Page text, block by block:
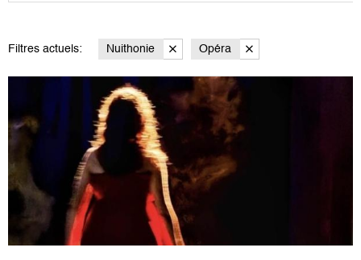
Filtres actuels: Nuithonie Opéra